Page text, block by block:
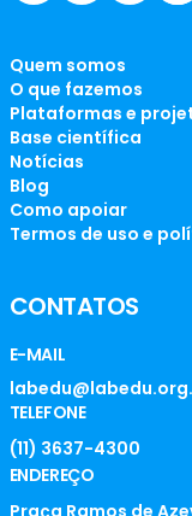
Quem somos
O que fazemos
Plataformas e
Base científica
Notícias
Blog
Como apoiar
Termos de uso e
CONTATOS
E-MAIL
TELEFONE
(11) 3637-4300
ENDEREÇO